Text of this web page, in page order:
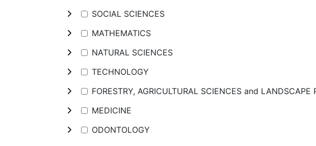
SOCIAL SCIENCES
MATHEMATICS
NATURAL SCIENCES
TECHNOLOGY
FORESTRY, AGRICULTURAL SCIENCES and LANDSCAPE
MEDICINE
ODONTOLOGY